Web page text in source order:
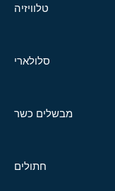
טלוויזיה
סלולארי
מבשלים כשר
חתולים